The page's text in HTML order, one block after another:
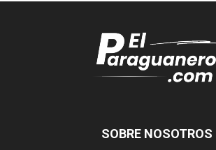
SOBRE NOSOTROS